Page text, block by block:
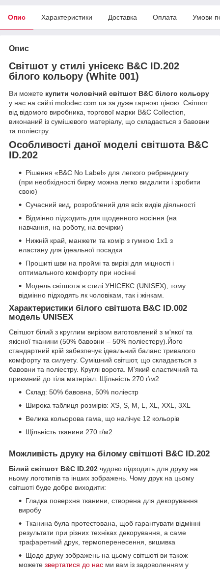
Опис Характеристики Доставка Оплата Умови
Опис
Світшот у стилі унісекс B&C ID.202
білого кольору (White 001)
Ви можете купити чоловічий світшот B&C білого кольору
у нас на сайті molodec.com.ua за дуже гарною ціною. Світшот
від відомого виробника, торгової марки B&C Collection,
виконаний із сумішевого матеріалу, що складається з бавовни
та поліестру.
Особливості даної моделі світшота B&C
ID.202
Рішення «B&C No Label» для легкого ребрендингу
(при необхідності бирку можна легко видалити і зробити
свою)
Сучасний вид, розроблений для всіх видів діяльності
Відмінно підходить для щоденного носіння (на
навчання, на роботу, на вечірки)
Нижній край, манжети та комір з гумкою 1x1 з
еластану для ідеальної посадки
Прошиті шви на проймі та вирізі для міцності і
оптимального комфорту при носінні
Модель світшота в стилі УНІСЕКС (UNISEX), тому
відмінно підходять як чоловікам, так і жінкам.
Характеристики білого світшота B&C ID.002
модель UNISEX
Світшот білий з круглим вирізом виготовлений з м'якої та
якісної тканини (50% бавовни – 50% поліестеру).Його
стандартний крій забезпечує ідеальний баланс тривалого
комфорту та силуету. Сумішний світшот, що складається з
бавовни та поліестру. Круглі ворота. М'який еластичний та
приємний до тіла матеріал. Щільність 270 г\м2
Склад: 50% бавовна, 50% поліестр
Широка таблиця розмірів: XS, S, M, L, XL, XXL, 3XL
Велика кольорова гама, що налічує 12 кольорів
Щільність тканини 270 г/м2
Можливість друку на білому світшоті B&C ID.202
Білий світшот B&C ID.202 чудово підходить для друку на
ньому логотипів та інших зображень. Чому друк на цьому
світшоті буде добре виходити:
Гладка поверхня тканини, створена для декорування
виробу
Тканина була протестована, щоб гарантувати відмінні
результати при різних техніках декорування, а саме
трафаретний друк, термоперенесення, вишивка
Щодо друку зображень на цьому світшоті ви також
можете звертатися до нас ми вам із задоволенням у